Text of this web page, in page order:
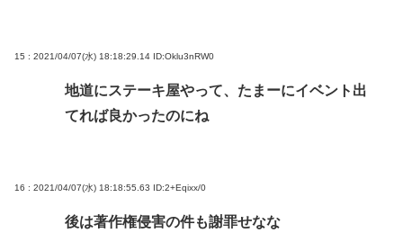
15 : 2021/04/07(水) 18:18:29.14 ID:Oklu3nRW0
地道にステーキ屋やって、たまーにイベント出
てれば良かったのにね
16 : 2021/04/07(水) 18:18:55.63 ID:2+Eqixx/0
後は著作権侵害の件も謝罪せなな